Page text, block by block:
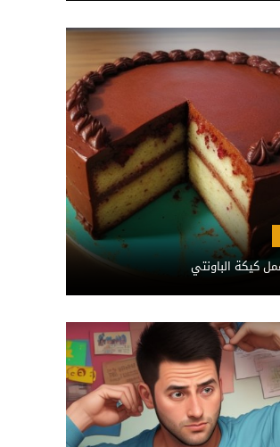
كيكة الباونتي